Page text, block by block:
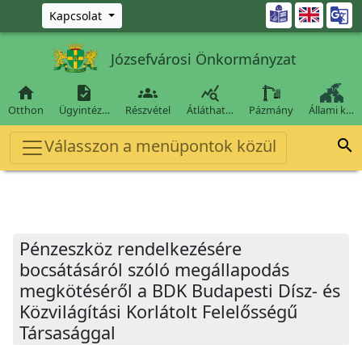
Ugrás a fő tartalomra
Kapcsolat 
Józsefvárosi Önkormányzat

Otthon

Ügyintéz…

Részvétel

Átláthat… Pázmány Állami k…
Válasszon a menüpontok közül 
Pénzeszköz rendelkezésére
bocsátásáról szóló megállapodás
megkötéséről a BDK Budapesti Dísz- és
Közvilágítási Korlátolt Felelősségű
Társasággal